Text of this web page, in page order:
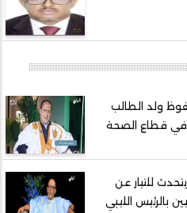
ولد الطالب
في قطاع الصحة
للتيار عن
بالرئيس الليبي